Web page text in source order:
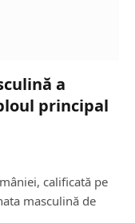
a
principal
calificată pe
masculină de